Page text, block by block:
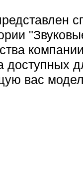
доступных
вас